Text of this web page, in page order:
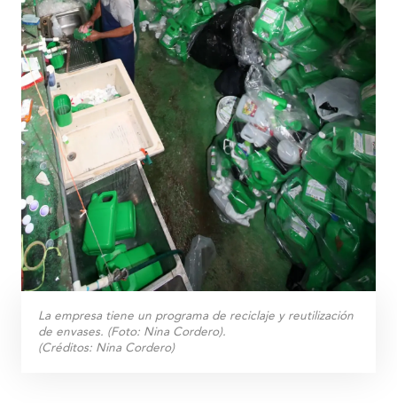
La empresa tiene un programa de reciclaje y reutilización
de envases. (Foto: Nina Cordero).
(Créditos: Nina Cordero)